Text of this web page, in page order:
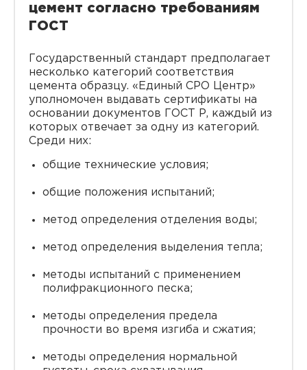
цемент согласно требованиям
ГОСТ
Государственный стандарт предполагает
несколько категорий соответствия
цемента образцу. «Единый СРО Центр»
уполномочен выдавать сертификаты на
основании документов ГОСТ Р, каждый из
которых отвечает за одну из категорий.
Среди них:
общие технические условия;
общие положения испытаний;
метод определения отделения воды;
метод определения выделения тепла;
методы испытаний с применением
полифракционного песка;
методы определения предела
прочности во время изгиба и сжатия;
методы определения нормальной